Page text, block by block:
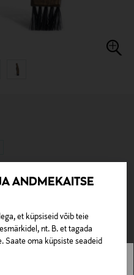
ANDMEKAITSE
et küpsiseid võib teie
nt. B. et tagada
Saate oma küpsiste seadeid